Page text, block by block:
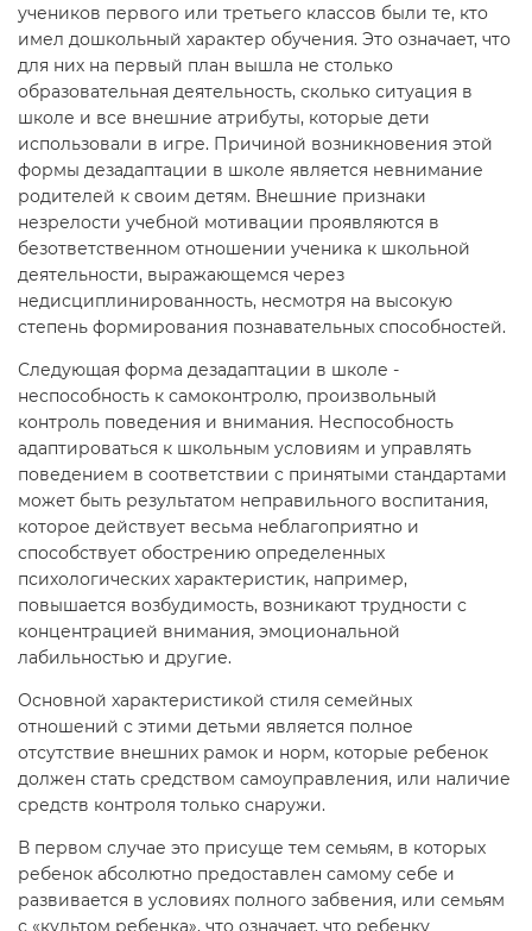
учеников первого или третьего классов были те, кто
имел дошкольный характер обучения. Это означает, что
для них на первый план вышла не столько
образовательная деятельность, сколько ситуация в
школе и все внешние атрибуты, которые дети
использовали в игре. Причиной возникновения этой
формы дезадаптации в школе является невнимание
родителей к своим детям. Внешние признаки
незрелости учебной мотивации проявляются в
безответственном отношении ученика к школьной
деятельности, выражающемся через
недисциплинированность, несмотря на высокую
степень формирования познавательных способностей.
Следующая форма дезадаптации в школе -
неспособность к самоконтролю, произвольный
контроль поведения и внимания. Неспособность
адаптироваться к школьным условиям и управлять
поведением в соответствии с принятыми стандартами
может быть результатом неправильного воспитания,
которое действует весьма неблагоприятно и
способствует обострению определенных
психологических характеристик, например,
повышается возбудимость, возникают трудности с
концентрацией внимания, эмоциональной
лабильностью и другие.
Основной характеристикой стиля семейных
отношений с этими детьми является полное
отсутствие внешних рамок и норм, которые ребенок
должен стать средством самоуправления, или наличие
средств контроля только снаружи.
В первом случае это присуще тем семьям, в которых
ребенок абсолютно предоставлен самому себе и
развивается в условиях полного забвения, или семьям
с «культом ребенка», что означает, что ребенку